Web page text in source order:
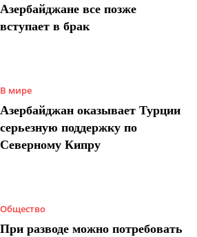
Азербайджане все позже
вступает в брак
В мире
Азербайджан оказывает Турции
серьезную поддержку по
Северному Кипру
Общество
При разводе можно потребовать